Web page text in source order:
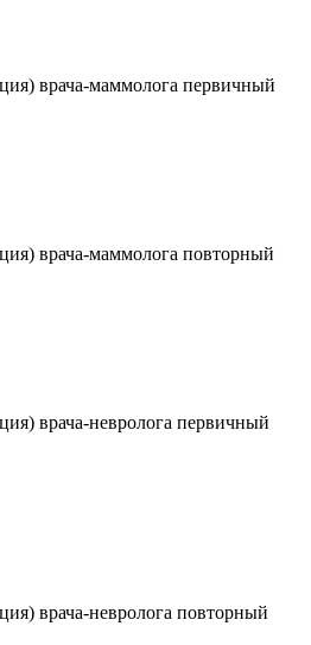
врача-маммолога первичный
врача-маммолога повторный
врача-невролога первичный
врача-невролога повторный